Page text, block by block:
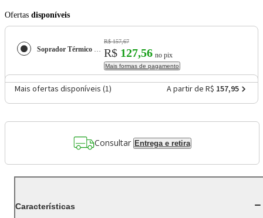
Ofertas disponíveis
Soprador Térmico Vonder 1500w STV 150N Profissional
R$ 157,67
R$ 127,56 no pix
Mais formas de pagamento
Mais ofertas disponíveis (1) A partir de R$ 157,95
Consultar Entrega e retira
Características